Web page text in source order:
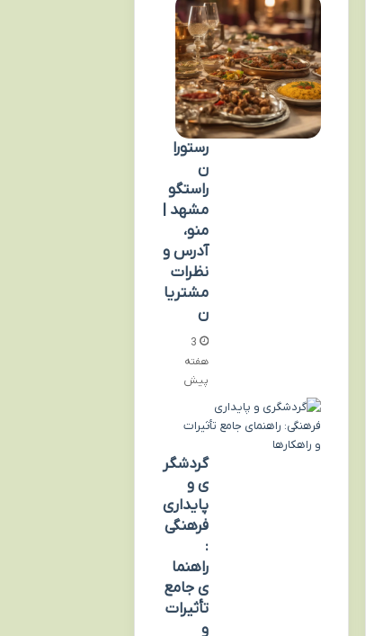
رستورا
ن
راستگو
مشهد |
منو،
آدرس و
نظرات
مشتریا
ن
3
هفته
پیش
گردشگر
ی و
پایداری
فرهنگی
:
راهنما
ی جامع
تأثیرات
و